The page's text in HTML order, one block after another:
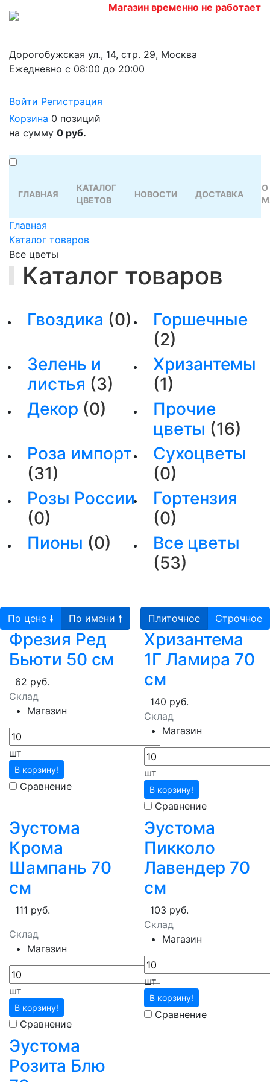
Магазин временно не работает
Дорогобужская ул., 14, стр. 29, Москва
Ежедневно с 08:00 до 20:00
Войти Регистрация
Корзина 0 позиций
на сумму 0 руб.
ГЛАВНАЯ
КАТАЛОГ
ЦВЕТОВ
НОВОСТИ ДОСТАВКА
О
Главная
Каталог товаров
Все цветы
Каталог товаров
Гвоздика (0)
Горшечные
(2)
Зелень и
листья (3)
Хризантемы
(1)
Декор (0)
Прочие
цветы (16)
Роза импорт
(31)
Сухоцветы
(0)
Розы России
(0)
Гортензия
(0)
Пионы (0)
Все цветы
(53)
По цене 🠗 По имени 🠕 Плиточное Строчное
Фрезия Ред
Бьюти 50 см
62 руб.
Склад
Магазин
шт
В корзину!
Сравнение
Хризантема
1Г Ламира 70
см
140 руб.
Склад
Магазин
шт
В корзину!
Сравнение
Эустома
Крома
Шампань 70
см
111 руб.
Склад
Магазин
шт
В корзину!
Сравнение
Эустома
Пикколо
Лавендер 70
см
103 руб.
Склад
Магазин
шт
В корзину!
Сравнение
Эустома
Розита Блю